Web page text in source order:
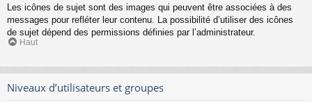
Les icônes de sujet sont des images qui peuvent être associées à des
messages pour refléter leur contenu. La possibilité d’utiliser des icônes
de sujet dépend des permissions définies par l’administrateur.
Haut
Niveaux d’utilisateurs et groupes